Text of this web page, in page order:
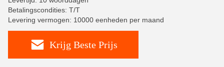
Betalingscondities: T/T
Levering vermogen: 10000 eenheden per maand
Krijg Beste Prijs